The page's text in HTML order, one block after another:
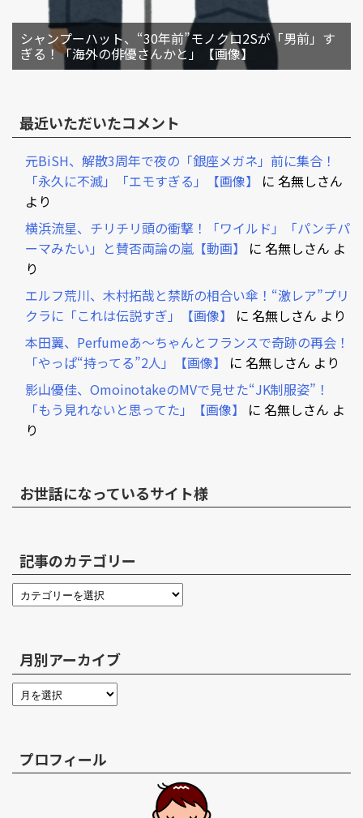
シャンプーハット、“30年前”モノクロ2Sが「男前」す
ぎる！「海外の俳優さんかと」【画像】
最近いただいたコメント
元BiSH、解散3周年で夜の「銀座メガネ」前に集合！
「永久に不滅」「エモすぎる」【画像】
に 名無しさん
より
横浜流星、チリチリ頭の衝撃！「ワイルド」「パンチパ
ーマみたい」と賛否両論の嵐【動画】
に 名無しさん よ
り
エルフ荒川、木村拓哉と禁断の相合い傘！“激レア”プリ
クラに「これは伝説すぎ」【画像】
に 名無しさん より
本田翼、Perfumeあ～ちゃんとフランスで奇跡の再会！
「やっぱ“持ってる”2人」【画像】
に 名無しさん より
影山優佳、OmoinotakeのMVで見せた“JK制服姿”！
「もう見れないと思ってた」【画像】
に 名無しさん よ
り
お世話になっているサイト様
記事のカテゴリー
月別アーカイブ
プロフィール